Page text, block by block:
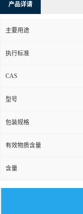
产品详请
主要用途
执行标准
CAS
型号
包装规格
有效物质含量
含量